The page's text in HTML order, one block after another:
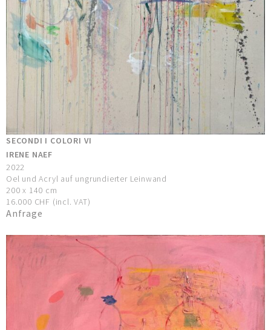
SECONDI I COLORI VI
IRENE NAEF
2022
Oel und Acryl auf ungrundierter Leinwand
200 x 140 cm
16.000 CHF (incl. VAT)
Anfrage